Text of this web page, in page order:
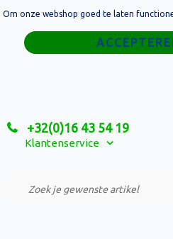
+32(0)16 43 54 19
Klantenservice
Home
Relatiegeschenken
Custom Made Projecten
Om onze webshop goed te laten